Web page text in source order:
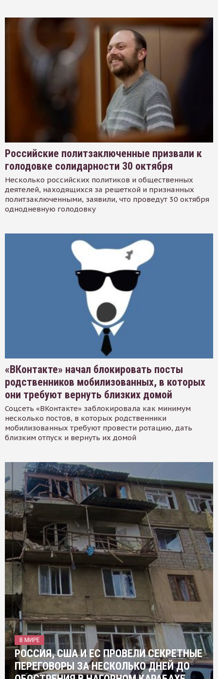
Российские политзаключенные призвали к
голодовке солидарности 30 октября
Несколько российских политиков и общественных
деятелей, находящихся за решеткой и признанных
политзаключенными, заявили, что проведут 30 октября
однодневную голодовку
«ВКонтакте» начал блокировать посты
родственников мобилизованных, в которых
они требуют вернуть близких домой
Соцсеть «ВКонтакте» заблокировала как минимум
несколько постов, в которых родственники
мобилизованных требуют провести ротацию, дать
близким отпуск и вернуть их домой
В МИРЕ
РОССИЯ, США И ЕС ПРОВЕЛИ СЕКРЕТНЫЕ
ПЕРЕГОВОРЫ ЗА НЕСКОЛЬКО ДНЕЙ ДО